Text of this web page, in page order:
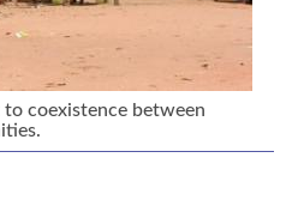
to coexistence between